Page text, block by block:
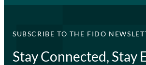
SUBSCRIBE TO THE FIDO
Stay Connected, Stay